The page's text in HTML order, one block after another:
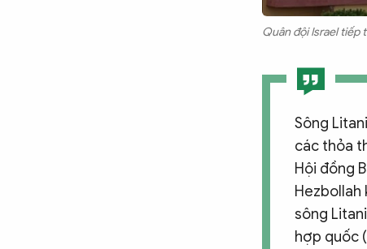
Quân đội Israel tiếp
Sông
các thỏa
Hội đồng
sông
hợp quốc